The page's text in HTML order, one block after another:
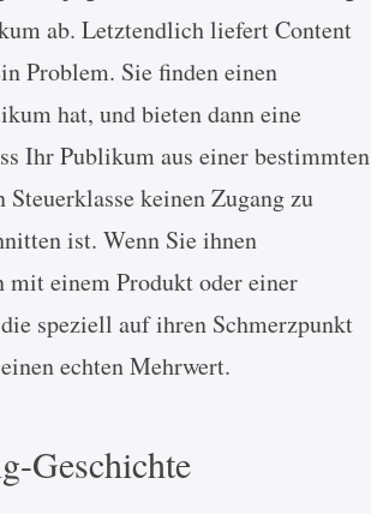
ab. Letztendlich liefert Content
Problem. Sie finden einen
hat, und bieten dann eine
Ihr Publikum aus einer bestimmten
keinen Zugang zu
ist. Wenn Sie ihnen
mit einem Produkt oder einer
speziell auf ihren Schmerzpunkt
echten Mehrwert.
Geschichte